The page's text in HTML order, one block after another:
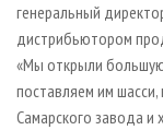
генеральный
дистрибьютором
«Мы открыли
поставляем им
Самарского завода и